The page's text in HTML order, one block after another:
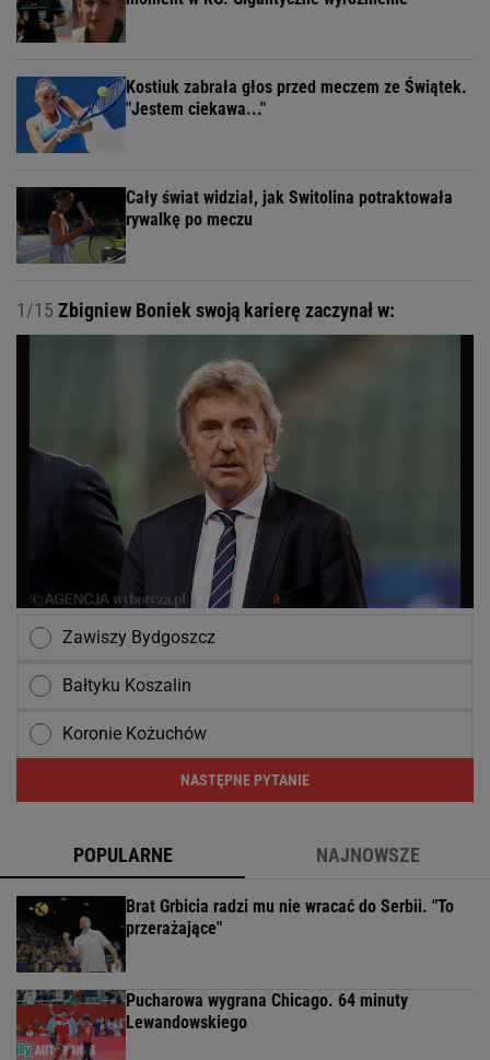
Kostiuk zabrała głos przed meczem ze Świątek.
"Jestem ciekawa..."
Cały świat widział, jak Switolina potraktowała
rywalkę po meczu
1/15 Zbigniew Boniek swoją karierę zaczynał w:
Zawiszy Bydgoszcz
Bałtyku Koszalin
Koronie Kożuchów
NASTĘPNE PYTANIE
POPULARNE NAJNOWSZE
Brat Grbicia radzi mu nie wracać do Serbii. "To
przerażające"
Pucharowa wygrana Chicago. 64 minuty
Lewandowskiego